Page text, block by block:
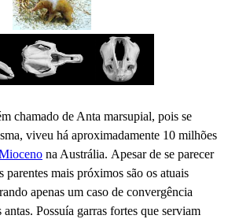
chamado de Anta marsupial, pois se
viveu há aproximadamente 10 milhões
na Austrália. Apesar de se parecer
parentes mais próximos são os atuais
apenas um caso de convergência
Possuía garras fortes que serviam